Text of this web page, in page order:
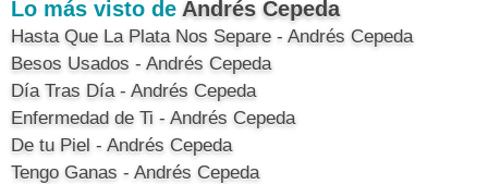
Lo más visto de Andrés Cepeda
Hasta Que La Plata Nos Separe - Andrés Cepeda
Besos Usados - Andrés Cepeda
Día Tras Día - Andrés Cepeda
Enfermedad de Ti - Andrés Cepeda
De tu Piel - Andrés Cepeda
Tengo Ganas - Andrés Cepeda